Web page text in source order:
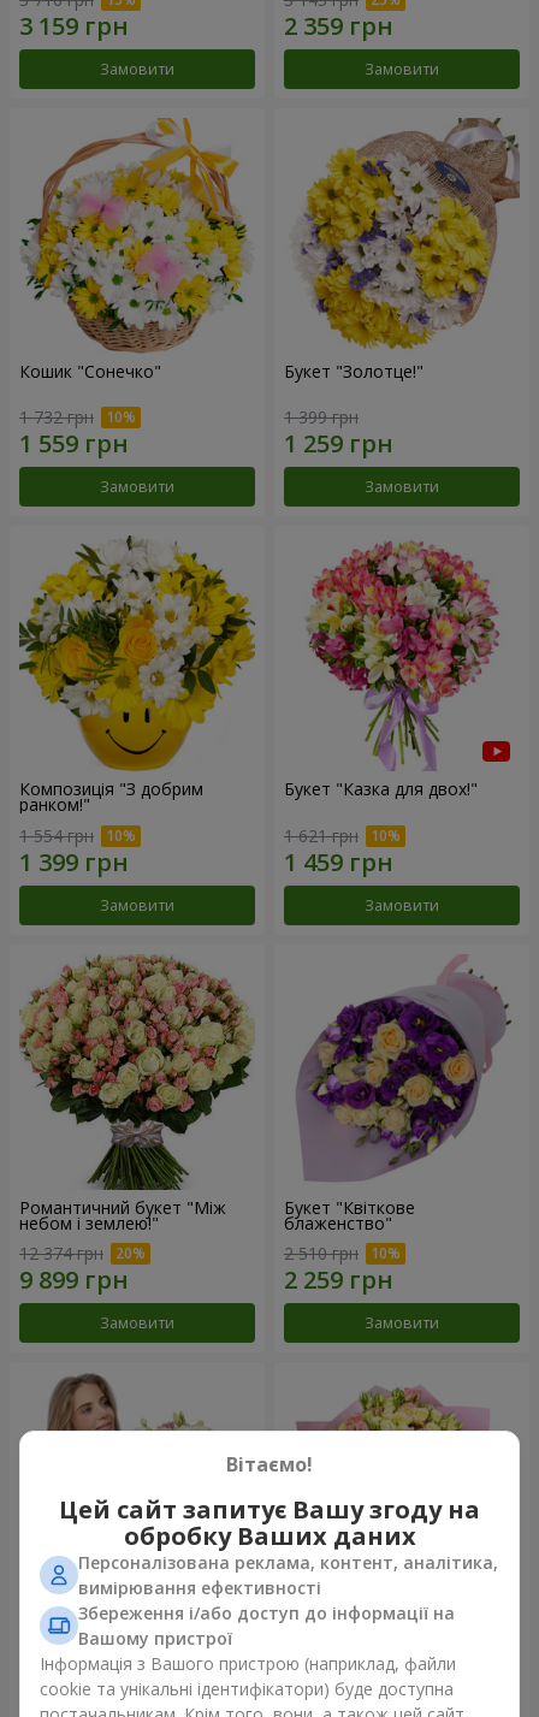
Замовити Замовити
Кошик "Сонечко"
1 732 грн
Замовити
Букет "Золотце!"
1 399 грн
Замовити
Композиція "З добрим
ранком!"
1 554 грн
Замовити
Букет "Казка для двох!"
1 621 грн
Замовити
Романтичний букет "Між
небом і землею!"
12 374 грн
Замовити
Букет "Квіткове
блаженство"
2 510 грн
Замовити
Букет "Королеві серця"
2 510 грн
Мікс "Планета троянд" із 51
5 599 грн
Вітаємо!
Цей сайт запитує Вашу згоду на
обробку Ваших даних
Персоналізована реклама, контент, аналітика,
вимірювання ефективності
Збереження і/або доступ до інформації на
Вашому пристрої
Інформація з Вашого пристрою (наприклад, файли
cookie та унікальні ідентифікатори) буде доступна